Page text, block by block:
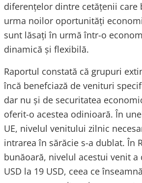
diferențelor dintre cetățenii care
urma noilor oportunități
sunt lăsați în urmă într-o
dinamică și flexibilă.
Raportul constată că grupuri
încă benefciază de venituri
dar nu și de securitatea
oferit-o acestea odinioară. În
UE, nivelul venitului zilnic
intrarea în sărăcie s-a dublat. În
bunăoară, nivelul acestui venit a
USD la 19 USD, ceea ce